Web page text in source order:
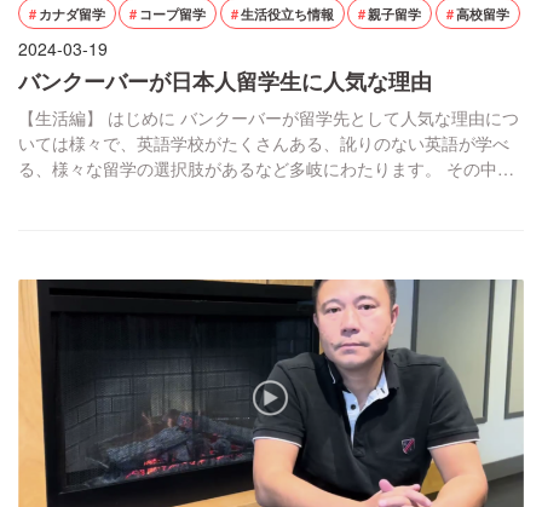
カナダ留学 コープ留学 生活役立ち情報 親子留学 高校留学
2024-03-19
バンクーバーが日本人留学生に人気な理由
【生活編】 はじめに バンクーバーが留学先として人気な理由につ
いては様々で、英語学校がたくさんある、訛りのない英語が学べ
る、様々な留学の選択肢があるなど多岐にわたります。 その中で